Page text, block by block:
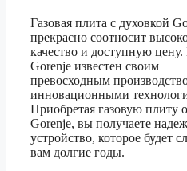
Газовая плита с духовкой
прекрасно соотносит
качество и доступную цену.
Gorenje известен своим
превосходным
инновационными
Приобретая газовую плиту
Gorenje, вы получаете
устройство, которое будет
вам долгие годы.